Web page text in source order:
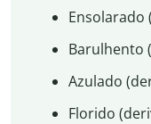
Ensolarado
Barulhento
Azulado
Florido